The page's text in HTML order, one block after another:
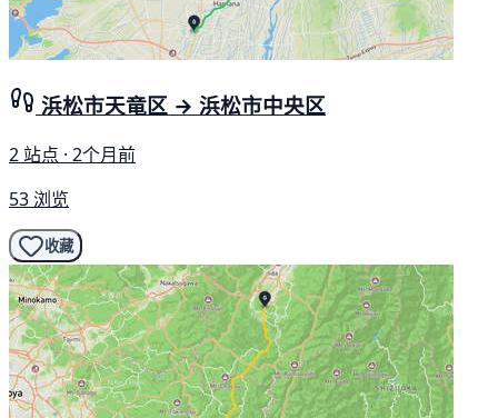
浜松市天竜区 → 浜松市中央区
2 站点 · 2个月前
53 浏览
收藏